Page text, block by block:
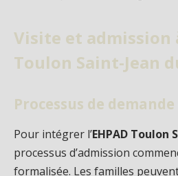
Visite et admission
Toulon Saint-Jean
Processus de
Pour intégrer l’EHPAD Toulon
processus d’admission
formalisée. Les familles